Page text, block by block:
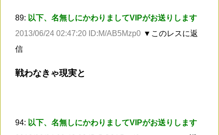
89: 以下、名無しにかわりましてVIPがお送りします
2013/06/24 02:47:20 ID:M/AB5Mzp0 ▼このレスに返
信
戦わなきゃ現実と
94: 以下、名無しにかわりましてVIPがお送りします